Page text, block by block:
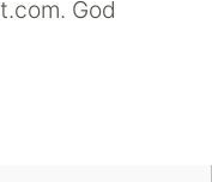
God